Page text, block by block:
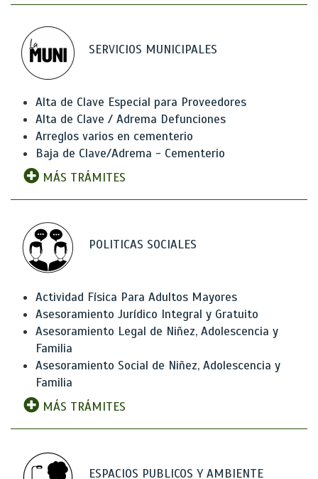
SERVICIOS MUNICIPALES
Alta de Clave Especial para Proveedores
Alta de Clave / Adrema Defunciones
Arreglos varios en cementerio
Baja de Clave/Adrema - Cementerio
MÁS TRÁMITES
POLITICAS SOCIALES
Actividad Física Para Adultos Mayores
Asesoramiento Jurídico Integral y Gratuito
Asesoramiento Legal de Niñez, Adolescencia y
Familia
Asesoramiento Social de Niñez, Adolescencia y
Familia
MÁS TRÁMITES
ESPACIOS PUBLICOS Y AMBIENTE